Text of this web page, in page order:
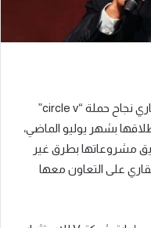
أعلنت شركة V للاستثمار والتطوير العقاري نجاح حملة “circle v”
منذ إطلاقها بشهر يوليو الماضي،
مشروعاتها بطرق غير
على التعاون معها